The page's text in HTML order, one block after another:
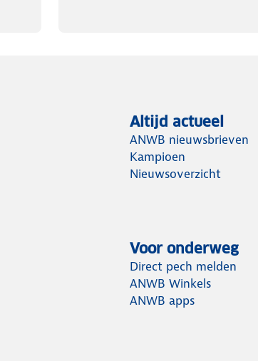
Altijd actueel
ANWB nieuwsbrieven
Kampioen
Nieuwsoverzicht
Voor onderweg
Direct pech melden
ANWB Winkels
ANWB apps